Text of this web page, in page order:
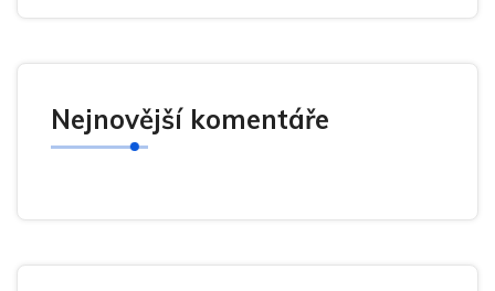
Nejnovější komentáře